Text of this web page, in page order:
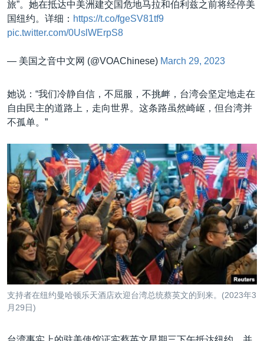
旅”。她在抵达中美洲建交国危地马拉和伯利兹之前将经停美
国纽约。详细： https://t.co/fgeSV81tf9
pic.twitter.com/0UslWErpS8
— 美国之音中文网 (@VOAChinese) March 29, 2023
她说：“我们冷静自信，不屈服，不挑衅，台湾会坚定地走在
自由民主的道路上，走向世界。这条路虽然崎岖，但台湾并
不孤单。”
支持者在纽约曼哈顿乐天酒店欢迎台湾总统蔡英文的到来。(2023年3
月29日)